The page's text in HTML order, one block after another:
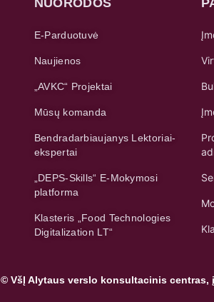
E-Parduotuvė
Naujienos
„AVKC“ Projektai
Mūsų komanda
Bendradarbiaujanys Lektoriai-
ekspertai
„DEPS-Skills“ E-Mokymosi
platforma
Klasteris „Food Technologies
Digitalization LT“
© VšĮ Alytaus verslo konsultacinis centras,